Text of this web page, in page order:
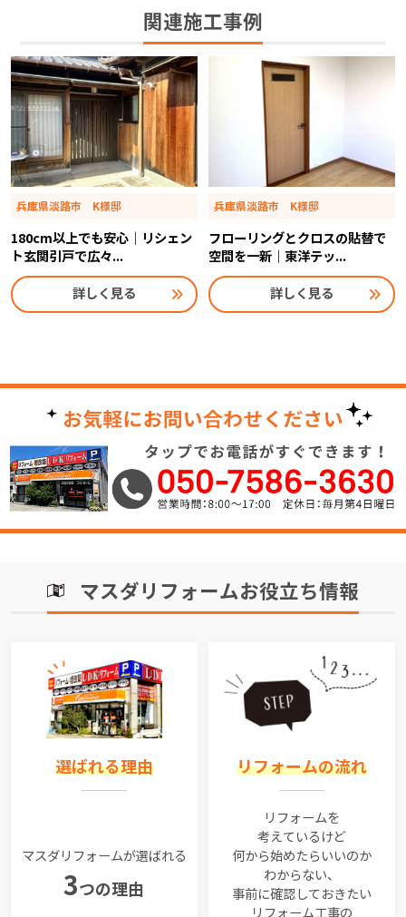
関連施工事例
兵庫県淡路市 K様邸
180cm以上でも安心｜リシェン
ト玄関引戸で広々...
詳しく見る
兵庫県淡路市 K様邸
フローリングとクロスの貼替で
空間を一新｜東洋テッ...
詳しく見る
マスダリフォームお役立ち情報
選ばれる理由
マスダリフォームが選ばれる
3つの理由
リフォームの流れ
リフォームを
考えているけど
何から始めたらいいのか
わからない、
事前に確認しておきたい
リフォーム工事の